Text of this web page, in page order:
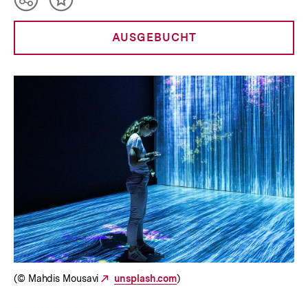
AUSGEBUCHT
Teilen
Optionen
Inhalt
merken
(© Mahdis Mousavi
Externer
unsplash.com)